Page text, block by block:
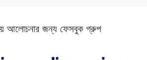
আলোচনার জন্য ফেসবুক গ্রুপ